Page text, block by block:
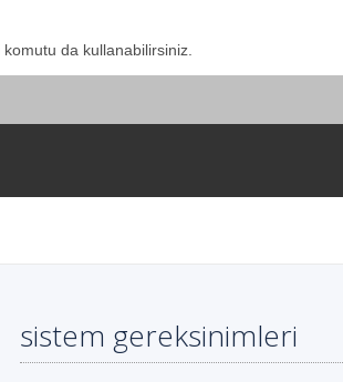
da kullanabilirsiniz.
sistem gereksinimleri